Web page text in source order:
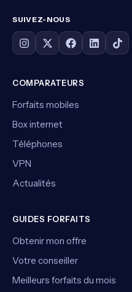
SUIVEZ-NOUS
COMPARATEURS
Forfaits mobiles
Box internet
Téléphones
VPN
Actualités
GUIDES FORFAITS
Obtenir mon offre
Votre conseiller
Meilleurs forfaits du mois